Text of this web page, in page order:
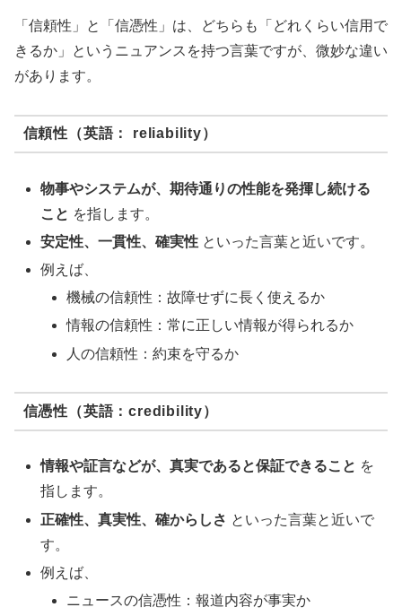
「信頼性」と「信憑性」は、どちらも「どれくらい信用で
きるか」というニュアンスを持つ言葉ですが、微妙な違い
があります。
信頼性（英語： reliability）
物事やシステムが、期待通りの性能を発揮し続ける
こと を指します。
安定性、一貫性、確実性 といった言葉と近いです。
例えば、
機械の信頼性：故障せずに長く使えるか
情報の信頼性：常に正しい情報が得られるか
人の信頼性：約束を守るか
信憑性（英語：credibility）
情報や証言などが、真実であると保証できること を
指します。
正確性、真実性、確からしさ といった言葉と近いで
す。
例えば、
ニュースの信憑性：報道内容が事実か